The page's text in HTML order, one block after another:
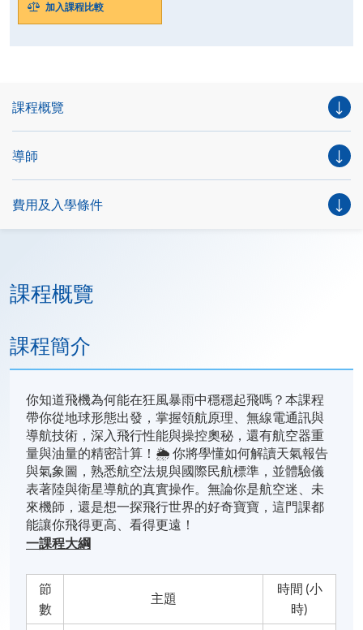
加入課程比較
課程概覽
導師
費用及入學條件
課程概覽
課程簡介
你知道飛機為何能在狂風暴雨中穩穩起飛嗎？本課程
帶你從地球形態出發，掌握領航原理、無線電通訊與
導航技術，深入飛行性能與操控奧秘，還有航空器重
量與油量的精密計算！🌦️ 你將學懂如何解讀天氣報告
與氣象圖，熟悉航空法規與國際民航標準，並體驗儀
表著陸與衛星導航的真實操作。無論你是航空迷、未
來機師，還是想一探飛行世界的好奇寶寶，這門課都
能讓你飛得更高、看得更遠！
一課程大綱
節
數
主題
時間 (小
時)